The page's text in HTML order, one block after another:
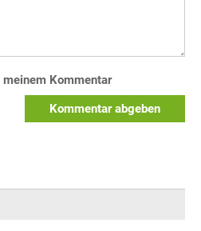
Kommentar
Kommentar abgeben